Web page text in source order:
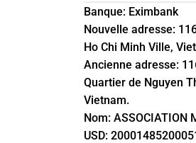
Banque: Eximbank
Nouvelle adresse:
Ho Chi Minh Ville,
Ancienne adresse:
Quartier de Nguyen
Vietnam.
Nom: ASSOCIATION
USD: